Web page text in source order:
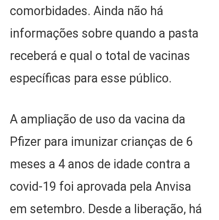
comorbidades. Ainda não há
informações sobre quando a pasta
receberá e qual o total de vacinas
específicas para esse público.
A ampliação de uso da vacina da
Pfizer para imunizar crianças de 6
meses a 4 anos de idade contra a
covid-19 foi aprovada pela Anvisa
em setembro. Desde a liberação, há